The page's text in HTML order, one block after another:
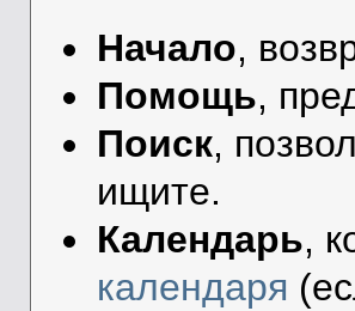
Начало,
Помощь,
Поиск,
ищите.
Календарь,
календаря